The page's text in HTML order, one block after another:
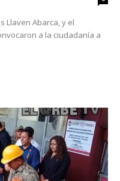
Llaven Abarca, y el
a la ciudadanía a